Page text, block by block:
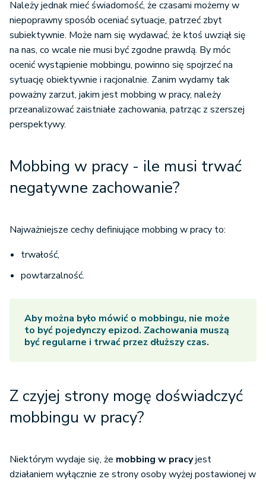
Należy jednak mieć świadomość, że czasami możemy w
niepoprawny sposób oceniać sytuacje, patrzeć zbyt
subiektywnie. Może nam się wydawać, że ktoś uwziął się
na nas, co wcale nie musi być zgodne prawdą. By móc
ocenić wystąpienie mobbingu, powinno się spojrzeć na
sytuację obiektywnie i racjonalnie. Zanim wydamy tak
poważny zarzut, jakim jest mobbing w pracy, należy
przeanalizować zaistniałe zachowania, patrząc z szerszej
perspektywy.
Mobbing w pracy - ile musi trwać
negatywne zachowanie?
Najważniejsze cechy definiujące mobbing w pracy to:
trwałość,
powtarzalność.
Aby można było mówić o mobbingu, nie może
to być pojedynczy epizod. Zachowania muszą
być regularne i trwać przez dłuższy czas.
Z czyjej strony mogę doświadczyć
mobbingu w pracy?
Niektórym wydaje się, że mobbing w pracyjest
działaniem wyłącznie ze strony osoby wyżej postawionej w